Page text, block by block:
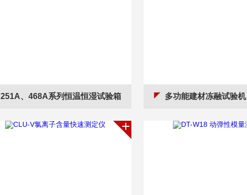
251A、468A系列恒温恒湿试验箱 多功能建材冻融试验机